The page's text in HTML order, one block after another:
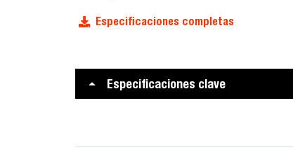
Especificaciones completas
Especificaciones clave